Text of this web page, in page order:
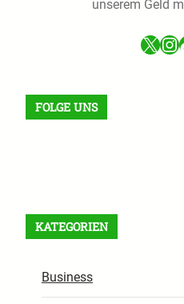
unserem Geld
X Instagram
FOLGE UNS
KATEGORIEN
Business